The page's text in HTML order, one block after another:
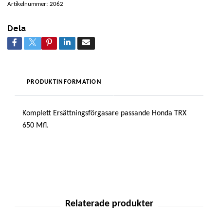
Artikelnummer: 2062
Dela
PRODUKTINFORMATION
Komplett Ersättningsförgasare passande Honda TRX
650 Mfl.